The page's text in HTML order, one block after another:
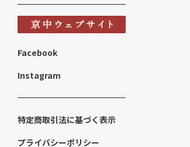
Facebook
Instagram
特定商取引法に基づく表示
プライバシーポリシー